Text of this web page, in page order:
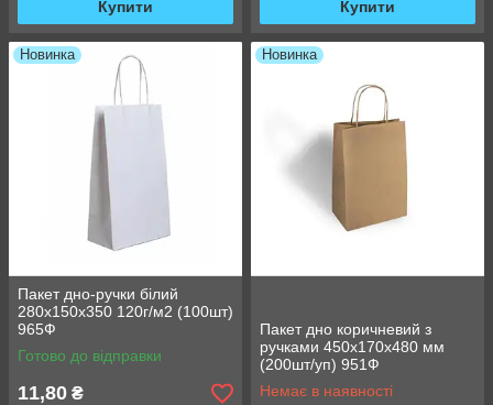
Купити Купити
Новинка
Пакет дно-ручки білий
280х150х350 120г/м2 (100шт)
965Ф
Готово до відправки
11,80 ₴
Новинка
Пакет дно коричневий з
ручками 450х170х480 мм
(200шт/уп) 951Ф
Немає в наявності